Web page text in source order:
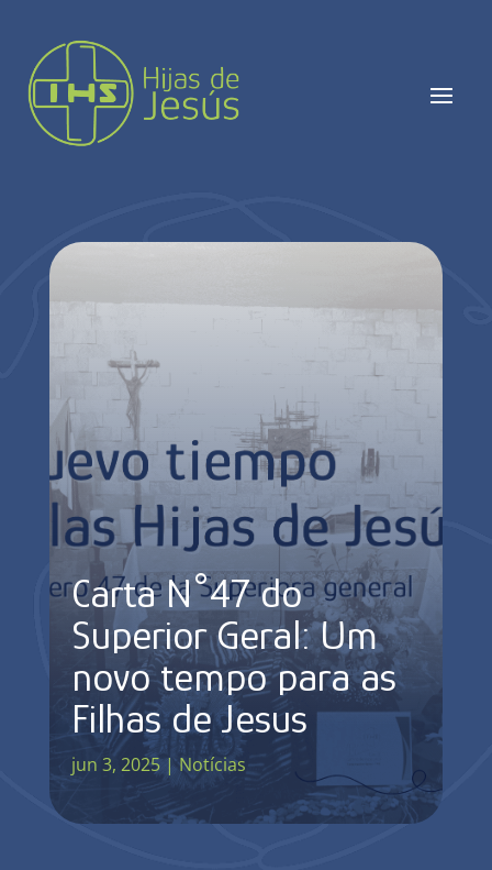
Carta N°47 do
Superior Geral: Um
novo tempo para as
Filhas de Jesus
jun 3, 2025|Notícias